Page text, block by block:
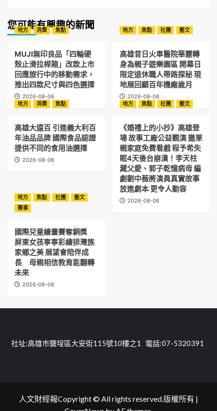
您可能有興趣的新聞
地方 消費 焦點
MUJI無印良品「四輪硬
殼止滑拉桿箱」改款上市
回應旅行中的移動需求，
推出四款尺寸與四色選擇
2026-08-06
地方 焦點 社團 藝文
高雄昔日火車醫院華麗轉
身為親子遊樂園區 開幕日
限定退休職人帶路探秘 現
地展回顧百年機廠歲月
2026-08-06
地方
消費 焦點
高雄大遠百 引進義大利百
年油品品牌 國際食品認證
提供不同的食用油選擇
2026-08-06
地方 焦點 社團 藝文
《婚禮上的小抄》高雄登
場 故事工廠公益觀演 邀單
親家庭免費看戲 程予希失
眠4天後台崩潰！李天柱
藏父愛、郭子乾憶病母 編
劇劉中薇將演員真實故事
放進劇本 更令人動容
2026-08-06
地方 焦點 社團
藝文
賽事
國際兒童繪畫賽奪銅獎
屏東女孩寧寧彩繪排灣族
家鄉之美 展望會陪伴成
長 母親相信教育能翻轉
未來
2026-08-06
社址:高雄市鹽埕區大安街115號10樓之1 電話:07-5320391
人文財經報Copyright © All rights reserved.版權所有 |